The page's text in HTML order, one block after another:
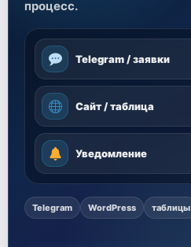
процесс.
Telegram / заявки
Сайт / таблица
Уведомление
Telegram WordPress таблицы